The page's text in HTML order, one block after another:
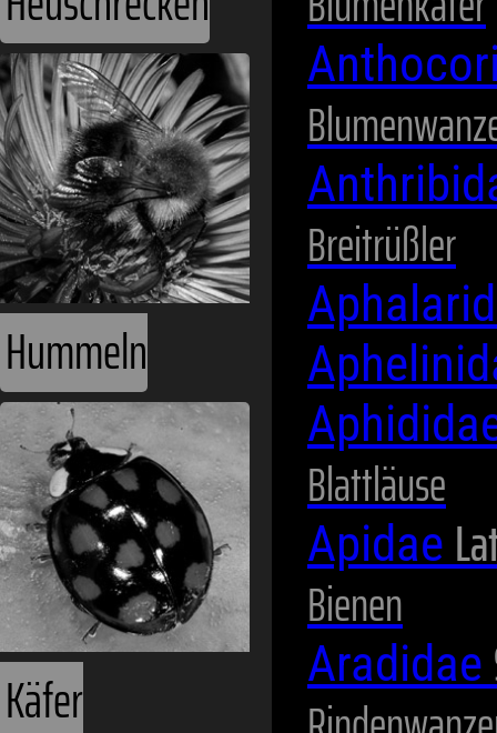
Hummeln
Käfer
Breitrüßler
Blattläuse
Apidae
Bienen
Aradidae